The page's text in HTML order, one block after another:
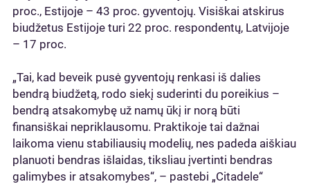
proc., Estijoje – 43 proc. gyventojų. Visiškai atskirus
biudžetus Estijoje turi 22 proc. respondentų, Latvijoje
– 17 proc.
„Tai, kad beveik pusė gyventojų renkasi iš dalies
bendrą biudžetą, rodo siekį suderinti du poreikius –
bendrą atsakomybę už namų ūkį ir norą būti
finansiškai nepriklausomu. Praktikoje tai dažnai
laikoma vienu stabiliausių modelių, nes padeda aiškiau
planuoti bendras išlaidas, tiksliau įvertinti bendras
galimybes ir atsakomybes“, – pastebi „Citadele“